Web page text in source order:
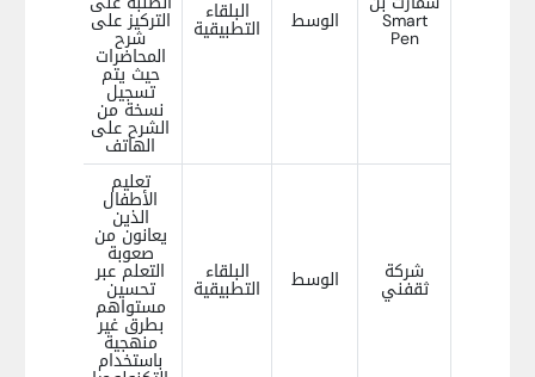
Smart
Pen
الوسط البلقاء
التطبيقية التركيز على
شرح
المحاضرات
حيث يتم
تسجيل
نسخة من
الشرح على
الهاتف
شركة
ثقفني الوسط البلقاء
التطبيقية
تعليم
الأطفال
الذين
يعانون من
صعوبة
التعلم عبر
تحسين
مستواهم
بطرق غير
منهجية
باستخدام